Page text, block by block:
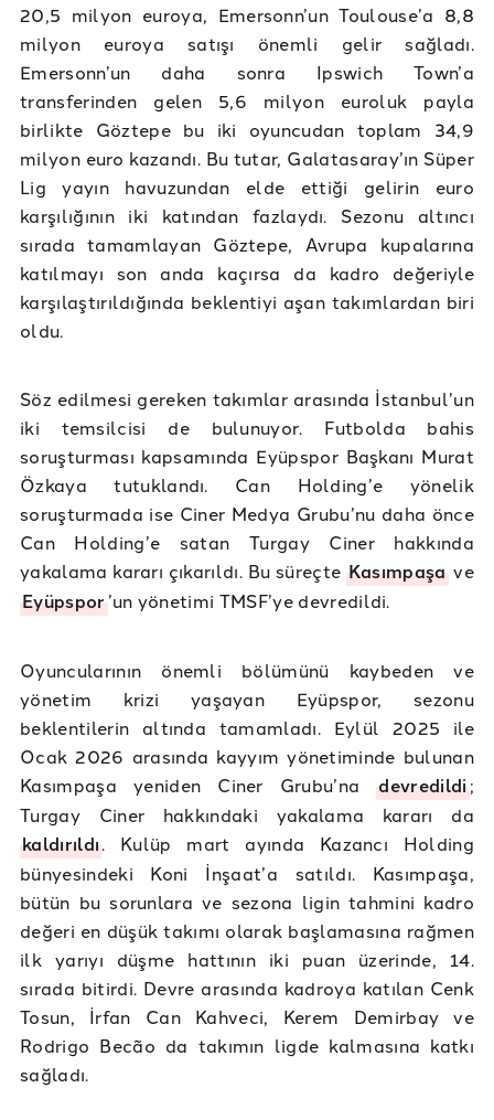
20,5 milyon euroya, Emersonn’un Toulouse’a 8,8
milyon euroya satışı önemli gelir sağladı.
Emersonn’un daha sonra Ipswich Town’a
transferinden gelen 5,6 milyon euroluk payla
birlikte Göztepe bu iki oyuncudan toplam 34,9
milyon euro kazandı. Bu tutar, Galatasaray’ın Süper
Lig yayın havuzundan elde ettiği gelirin euro
karşılığının iki katından fazlaydı. Sezonu altıncı
sırada tamamlayan Göztepe, Avrupa kupalarına
katılmayı son anda kaçırsa da kadro değeriyle
karşılaştırıldığında beklentiyi aşan takımlardan biri
oldu.
Söz edilmesi gereken takımlar arasında İstanbul’un
iki temsilcisi de bulunuyor. Futbolda bahis
soruşturması kapsamında Eyüpspor Başkanı Murat
Özkaya tutuklandı. Can Holding’e yönelik
soruşturmada ise Ciner Medya Grubu’nu daha önce
Can Holding’e satan Turgay Ciner hakkında
yakalama kararı çıkarıldı. Bu süreçte Kasımpaşave
Eyüpspor’un yönetimi TMSF’ye devredildi.
Oyuncularının önemli bölümünü kaybeden ve
yönetim krizi yaşayan Eyüpspor, sezonu
beklentilerin altında tamamladı. Eylül 2025 ile
Ocak 2026 arasında kayyım yönetiminde bulunan
Kasımpaşa yeniden Ciner Grubu’nadevredildi;
Turgay Ciner hakkındaki yakalama kararı da
kaldırıldı. Kulüp mart ayında Kazancı Holding
bünyesindeki Koni İnşaat’a satıldı. Kasımpaşa,
bütün bu sorunlara ve sezona ligin tahmini kadro
değeri en düşük takımı olarak başlamasına rağmen
ilk yarıyı düşme hattının iki puan üzerinde, 14.
sırada bitirdi. Devre arasında kadroya katılan Cenk
Tosun, İrfan Can Kahveci, Kerem Demirbay ve
Rodrigo Becão da takımın ligde kalmasına katkı
sağladı.